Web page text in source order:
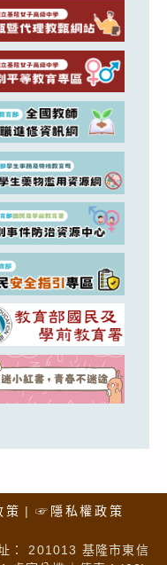
策 ☞隱私權政策
： 201013 基隆市東信